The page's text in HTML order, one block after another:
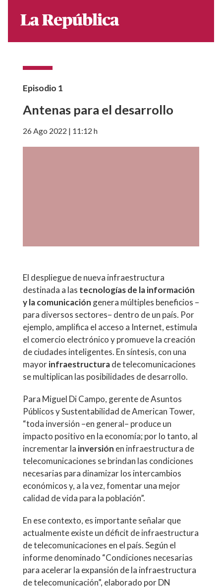
Episodio 1
Antenas para el desarrollo
26 Ago 2022 | 11:12 h
El despliegue de nueva infraestructura
destinada a las tecnologías de la información
y la comunicación genera múltiples beneficios –
para diversos sectores– dentro de un país. Por
ejemplo, amplifica el acceso a Internet, estimula
el comercio electrónico y promueve la creación
de ciudades inteligentes. En síntesis, con una
mayorinfraestructurade telecomunicaciones
se multiplican las posibilidades de desarrollo.
Para Miguel Di Campo, gerente de Asuntos
Públicos y Sustentabilidad de American Tower,
“toda inversión –en general– produce un
impacto positivo en la economía; por lo tanto, al
incrementar la inversión en infraestructura de
telecomunicaciones se brindan las condiciones
necesarias para dinamizar los intercambios
económicos y, a la vez, fomentar una mejor
calidad de vida para la población”.
En ese contexto, es importante señalar que
actualmente existe un déficit de infraestructura
de telecomunicaciones en el país. Según el
informe denominado “Condiciones necesarias
para acelerar la expansión de la infraestructura
de telecomunicación”, elaborado por DN